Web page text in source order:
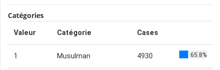
Catégories
Valeur Catégorie Cases
1 Musulman 4930 65.8%